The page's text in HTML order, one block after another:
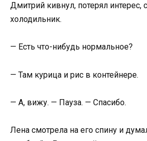
Дмитрий кивнул, потерял интерес,
холодильник.
— Есть что-нибудь нормальное?
— Там курица и рис в контейнере.
— А, вижу. — Пауза. — Спасибо.
Лена смотрела на его спину и